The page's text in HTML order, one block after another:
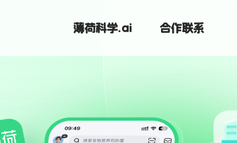
薄荷科学.ai 合作联系